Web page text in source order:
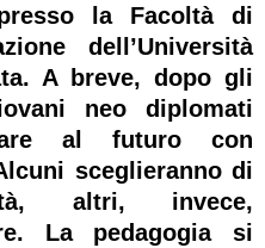
la Facoltà di
dell’Università
A breve, dopo gli
neo diplomati
al futuro con
sceglieranno di
altri, invece,
La pedagogia si